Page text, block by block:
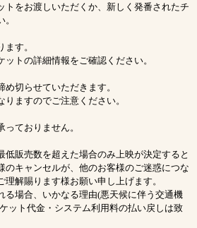
をお渡しいただくか、新しく発番されたチ
す。
トの詳細情報をご確認ください。
め切らせていただきます。
ますのでご注意ください。
っておりません。
販売数を超えた場合のみ上映が決定すると
のキャンセルが、他のお客様のご迷惑につな
解賜ります様お願い申し上げます。
場合、いかなる理由(悪天候に伴う交通機
ット代金・システム利用料の払い戻しは致